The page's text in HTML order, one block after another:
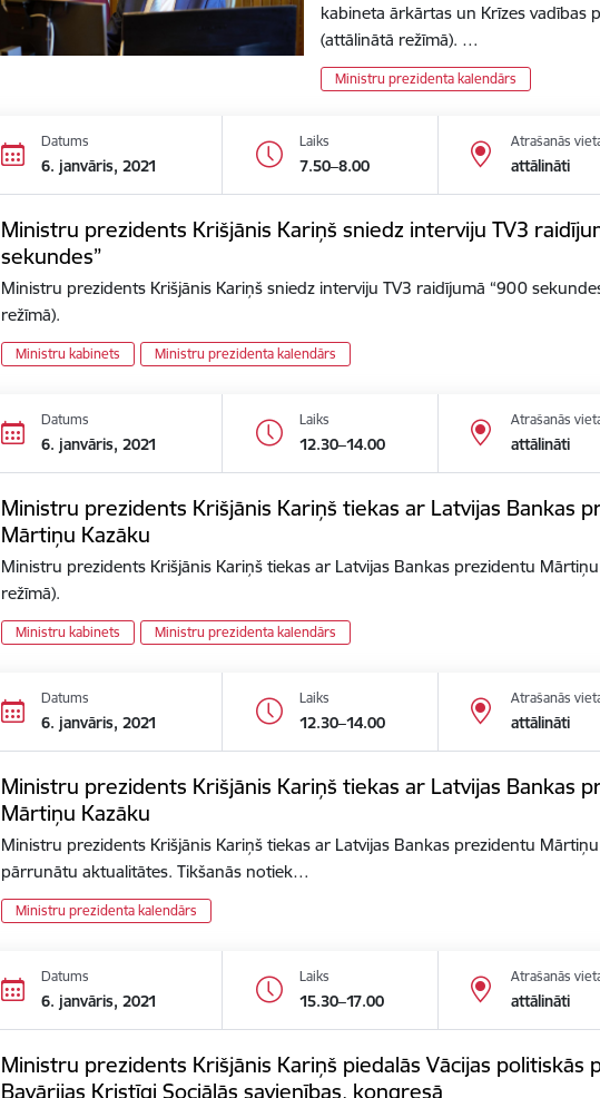
kabineta ārkārtas un Krīzes vadības
(attālinātā režīmā). …
Ministru prezidenta kalendārs
Datums
6. janvāris, 2021
Laiks
7.50–8.00
Atrašanās
attālināti
Ministru prezidents Krišjānis Kariņš sniedz interviju TV3
sekundes”
Ministru prezidents Krišjānis Kariņš sniedz interviju TV3 raidījumā “900
režīmā).
Ministru kabinets Ministru prezidenta kalendārs
Datums
6. janvāris, 2021
Laiks
12.30–14.00
Atrašanās
attālināti
Ministru prezidents Krišjānis Kariņš tiekas ar Latvijas Bankas
Mārtiņu Kazāku
Ministru prezidents Krišjānis Kariņš tiekas ar Latvijas Bankas prezidentu
režīmā).
Ministru kabinets Ministru prezidenta kalendārs
Datums
6. janvāris, 2021
Laiks
12.30–14.00
Atrašanās
attālināti
Ministru prezidents Krišjānis Kariņš tiekas ar Latvijas Bankas
Mārtiņu Kazāku
Ministru prezidents Krišjānis Kariņš tiekas ar Latvijas Bankas prezidentu
pārrunātu aktualitātes. Tikšanās notiek…
Ministru prezidenta kalendārs
Datums
6. janvāris, 2021
Laiks
15.30–17.00
Atrašanās
attālināti
Ministru prezidents Krišjānis Kariņš piedalās Vācijas politiskās
Bavārijas Kristīgi Sociālās savienības, kongresā